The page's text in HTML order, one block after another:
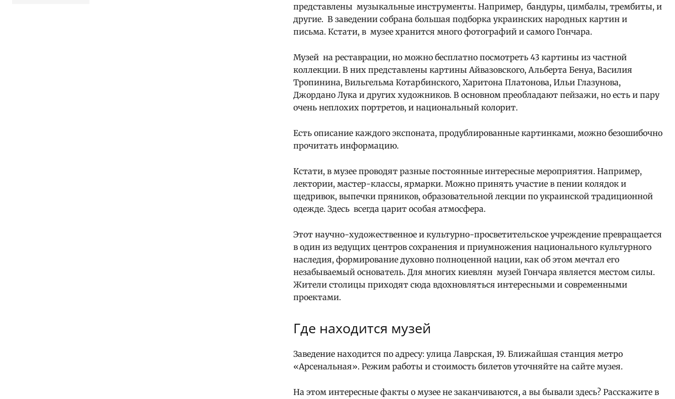
представлены музыкальные инструменты. Например, бандуры, цимбалы, трембиты, и
другие. В заведении собрана большая подборка украинских народных картин и
письма. Кстати, в музее хранится много фотографий и самого Гончара.
Музей на реставрации, но можно бесплатно посмотреть 43 картины из частной
коллекции. В них представлены картины Айвазовского, Альберта Бенуа, Василия
Тропинина, Вильгельма Котарбинского, Харитона Платонова, Ильи Глазунова,
Джордано Лука и других художников. В основном преобладают пейзажи, но есть и пару
очень неплохих портретов, и национальный колорит.
Есть описание каждого экспоната, продублированные картинками, можно безошибочно
прочитать информацию.
Кстати, в музее проводят разные постоянные интересные мероприятия. Например,
лектории, мастер-классы, ярмарки. Можно принять участие в пении колядок и
щедривок, выпечки пряников, образовательной лекции по украинской традиционной
одежде. Здесь всегда царит особая атмосфера.
Этот научно-художественное и культурно-просветительское учреждение превращается
в один из ведущих центров сохранения и приумножения национального культурного
наследия, формирование духовно полноценной нации, как об этом мечтал его
незабываемый основатель. Для многих киевлян музей Гончара является местом силы.
Жители столицы приходят сюда вдохновляться интересными и современными
проектами.
Где находится музей
Заведение находится по адресу: улица Лаврская, 19. Ближайшая станция метро
«Арсенальная». Режим работы и стоимость билетов уточняйте на сайте музея.
На этом интересные факты о музее не заканчиваются, а вы бывали здесь? Расскажите в